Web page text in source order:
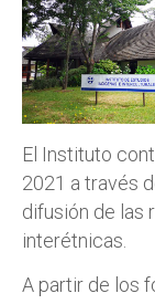
El Instituto
2021 a través
difusión de las
interétnicas.
A partir de los